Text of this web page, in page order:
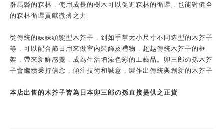
群馬縣的森林，使用成長的樹木可以促進森林的循環，也能對健全
的森林循環貢獻微薄之力
從傳統的妹妹頭髮型木芥子，到如手掌大小尺寸不同造型的木芥子
等，可以配合節日用來做室內裝飾及禮物，超越傳統木芥子的框
架，帶來新鮮感覺，成為生活增添色彩的工藝品。卯三郎の孫木芥
子會繼續秉持信念，傾注技術和誠意，製作出傳統與創新的木芥子
本店出售的木芥子皆為日本卯三郎の孫直接提供之正貨